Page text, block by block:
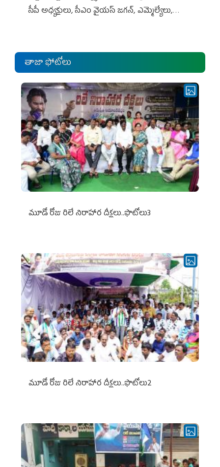
సీపీ అధ్య‌క్షులు, సీఎం వైయ‌స్ జ‌గ‌న్, ఎమ్మెల్యేలు,
తాజా ఫోటోలు
మూడో రోజు రిలే నిరాహార దీక్షలు..ఫొటోలు3
మూడో రోజు రిలే నిరాహార దీక్షలు..ఫొటోలు2